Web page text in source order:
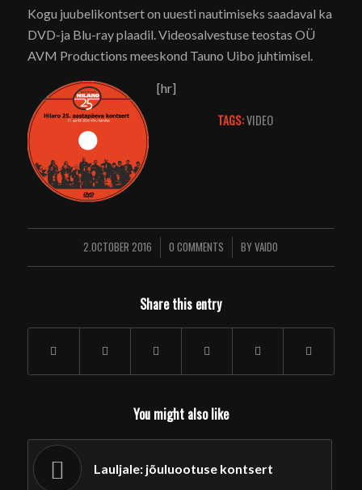
Kogu juubelikontsert on uuesti nautimiseks saadaval ka
DVD-ja Blu-ray plaadil. Videosalvestuse teostas OÜ
AVM Productions meeskond Tauno Uibo juhtimisel.
[hr]
2.OCTOBER 2016
/ 0 COMMENTS
/ BYVAIDO
TAGS:VIDEO
Share this entry
You might also like
Lauljale: jõuluootuse kontsert